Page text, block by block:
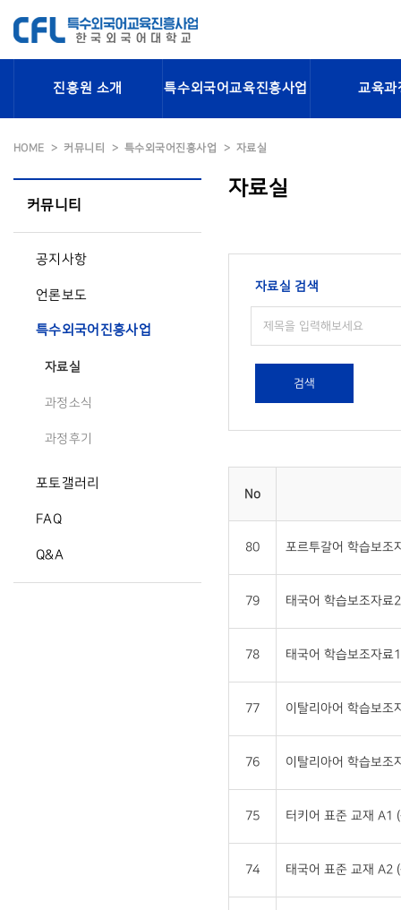
진흥원 소개 특수외국어교육진흥사업 교육과
HOME 커뮤니티 특수외국어진흥사업 자료실
커뮤니티
공지사항
언론보도
특수외국어진흥사업
자료실
과정소식
과정후기
포토갤러리
FAQ
Q&A
자료실
자료실 검색
검색
No
80 포르투갈어 학습보조
79 태국어 학습보조자료
78 태국어 학습보조자료
77 이탈리아어 학습보조
76 이탈리아어 학습보조
75 터키어 표준 교재 A1
74 태국어 표준 교재 A2